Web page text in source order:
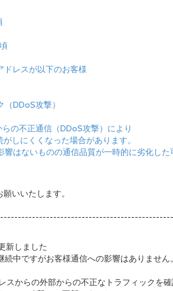
ドレスが以下のお客様
DDoS攻撃）
の不正通信（DDoS攻撃）により
しにくくなった場合があります。
はないものの通信品質が一時的に劣化した
いいたします。
新しました
お客様通信への影響はありません。
らの外部からの不正なトラフィックを確